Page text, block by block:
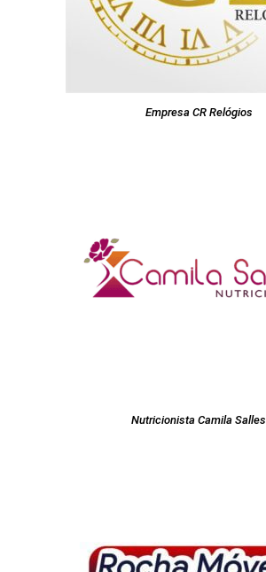
Empresa CR Relógios
Nutricionista Camila Salles